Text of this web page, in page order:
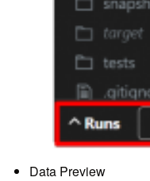
Data Preview